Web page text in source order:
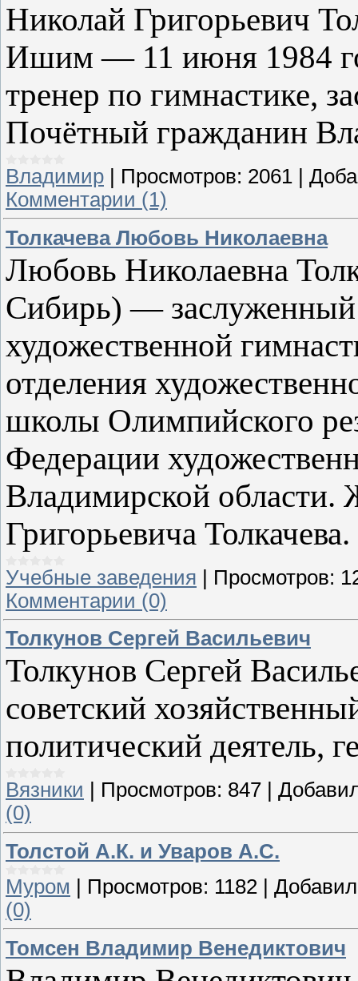
Николай Григорьевич
Ишим — 11 июня 1984
тренер по гимнастике,
Почётный гражданин
Владимир Просмотров: 2061
Комментарии (1)
Толкачева Любовь Николаевна
Любовь Николаевна
Сибирь) —
художественной
отделения
школы Олимпийского
Федерации
Владимирской области.
Григорьевича Толкачева.
Учебные заведения | Просмотров:
Комментарии (0)
Толкунов Сергей Васильевич
Толкунов Сергей
советский
политический деятель,
Вязники Просмотров: 847
(0)
Толстой А.К. и Уваров А.С.
Муром
Просмотров: 1182
(0)
Томсен Владимир Венедиктович